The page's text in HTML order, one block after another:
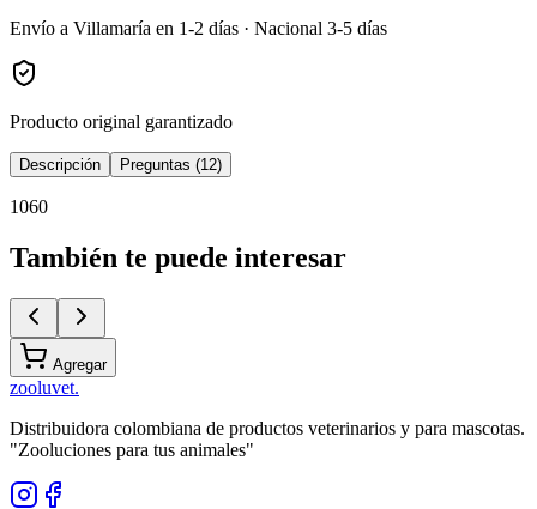
Envío a Villamaría en 1-2 días · Nacional 3-5 días
Producto original garantizado
Descripción Preguntas (12)
1060
También te puede interesar
Agregar
zooluvet.
Distribuidora colombiana de productos veterinarios y para mascotas.
"Zooluciones para tus animales"